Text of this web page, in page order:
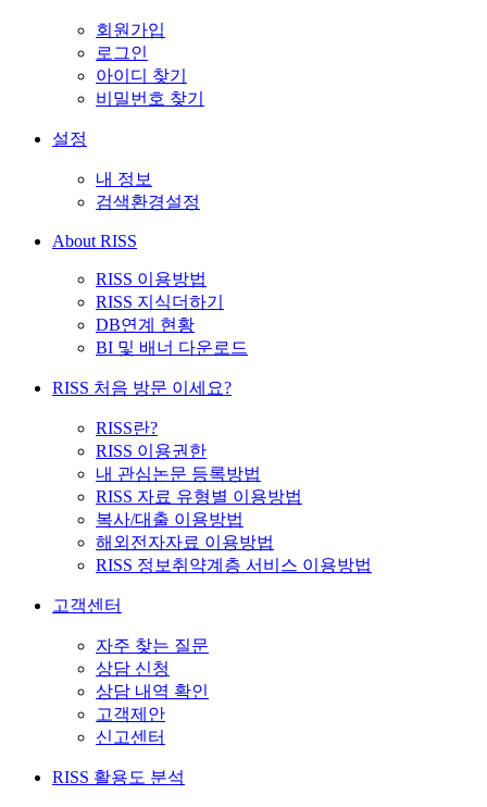
회원가입
로그인
아이디 찾기
비밀번호 찾기
설정
내 정보
검색환경설정
About RISS
RISS 이용방법
RISS 지식더하기
DB연계 현황
BI 및 배너 다운로드
RISS 처음 방문 이세요?
RISS란?
RISS 이용권한
내 관심논문 등록방법
RISS 자료 유형별 이용방법
복사/대출 이용방법
해외전자자료 이용방법
RISS 정보취약계층 서비스 이용방법
고객센터
자주 찾는 질문
상담 신청
상담 내역 확인
고객제안
신고센터
RISS 활용도 분석